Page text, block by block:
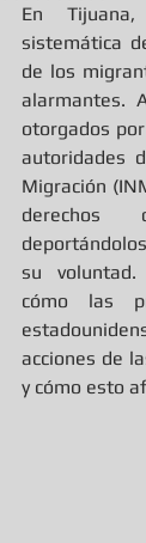
En
sistemática
de los
alarmantes.
otorgados
autoridades
Migración
derechos
su
cómo las
acciones de
y cómo esto